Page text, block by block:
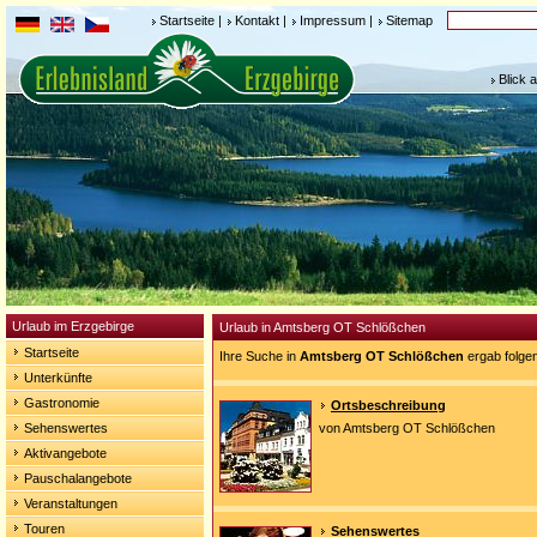
Startseite | Kontakt | Impressum | Sitemap
Blick
Urlaub im Erzgebirge
Startseite
Unterkünfte
Gastronomie
Sehenswertes
Aktivangebote
Pauschalangebote
Veranstaltungen
Touren
Urlaub in Amtsberg OT Schlößchen
Ihre Suche in Amtsberg OT Schlößchen ergab
Ortsbeschreibung
von Amtsberg OT Schlößchen
Sehenswertes